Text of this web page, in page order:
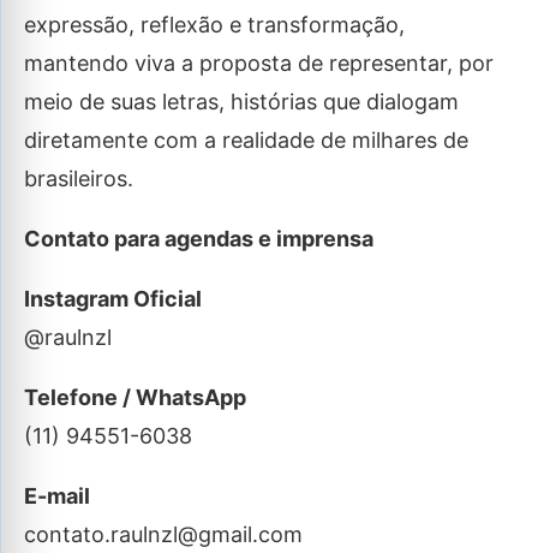
expressão, reflexão e transformação,
mantendo viva a proposta de representar, por
meio de suas letras, histórias que dialogam
diretamente com a realidade de milhares de
brasileiros.
Contato para agendas e imprensa
Instagram Oficial
@raulnzl
Telefone / WhatsApp
(11) 94551-6038
E-mail
contato.raulnzl@gmail.com